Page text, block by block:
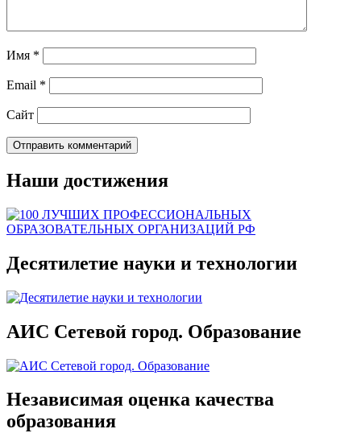
Имя *
Email *
Сайт
Наши достижения
Десятилетие науки и технологии
АИС Сетевой город. Образование
Независимая оценка качества
образования